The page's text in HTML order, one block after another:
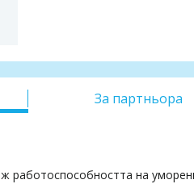
За партньора
работоспособността на